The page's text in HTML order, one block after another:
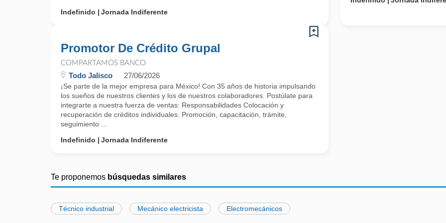
Indefinido Jornada Indiferente
Promotor De Crédito Grupal
COMPARTAMOS BANCO
Todo Jalisco 27/06/2026
¡Se parte de la mejor empresa para México! Con 35 años de historia impulsando
los sueños de nuestros clientes y los de nuestros colaboradores. Postúlate para
integrarte a nuestra fuerza de ventas: Responsabilidades Colocación y
recuperación de créditos individuales. Promoción, capacitación, trámite,
seguimiento ...
Indefinido
Jornada Indiferente
Te proponemos búsquedas similares
Técnico industrial Mecánico electricista Electromecánicos